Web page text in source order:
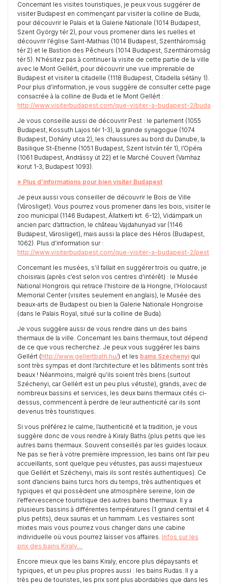
Concernant les visites touristiques, je peux vous suggérer de
visiter Budapest en commençant par visiter la colline de Buda,
pour découvrir le Palais et la Galerie Nationale (1014 Budapest,
Szent György tér 2), pour vous promener dans les ruelles et
découvrir l’église Saint-Mathias (1014 Budapest, Szentháromság
tér 2) et le Bastion des Pêcheurs (1014 Budapest, Szentháromság
tér 5). N’hésitez pas à continuer la visite de cette partie de la ville
avec le Mont Gellért, pour découvrir une vue imprenable de
Budapest et visiter la citadelle (1118 Budapest, Citadella sétány 1).
Pour plus d’information, je vous suggère de consulter cette page
consacrée à la colline de Buda et le Mont Gellért :
http://www.visiterbudapest.com/que-visiter-a-budapest-2/buda
Je vous conseille aussi de découvrir Pest : le parlement (1055
Budapest, Kossuth Lajos tér 1-3), la grande synagogue (1074
Budapest, Dohány utca 2), les chaussures au bord du Danube, la
Basilique St-Etienne (1051 Budapest, Szent István tér 1), l’Opéra
(1061 Budapest, Andrássy út 22) et le Marché Couvert (Vamhaz
korut 1-3, Budapest 1093).
» Plus d’informations pour bien visiter Budapest
Je peux aussi vous conseiller de découvrir le Bois de Ville
(Városliget). Vous pourrez vous promener dans les bois, visiter le
zoo municipal (1146 Budapest, Állatkerti krt. 6-12), Vidámpark un
ancien parc d’attraction, le château Vajdahunyad var (1146
Budapest, Városliget), mais aussi la place des Héros (Budapest,
1062). Plus d’information sur :
http://www.visiterbudapest.com/que-visiter-a-budapest-2/pest
Concernant les musées, s’il fallait en suggérer trois ou quatre, je
choisirais (après c’est selon vos centres d’intérêt) : le Musée
National Hongrois qui retrace l’histoire de la Hongrie, l’Holocaust
Memorial Center (visites seulement en anglais), le Musée des
beaux-arts de Budapest ou bien la Galerie Nationale Hongroise
(dans le Palais Royal, situé sur la colline de Buda).
Je vous suggère aussi de vous rendre dans un des bains
thermaux de la ville. Concernant les bains thermaux, tout dépend
de ce que vous recherchez. Je peux vous suggérer les bains
Gellért (http://www.gellertbath.hu/) et les bains Széchenyi qui
sont très sympas et dont l’architecture et les bâtiments sont très
beaux ! Néanmoins, malgré qu’ils soient très biens (surtout
Széchenyi, car Gellért est un peu plus vétuste), grands, avec de
nombreux bassins et services, les deux bains thermaux cités ci-
dessus, commencent à perdre de leur authenticité car ils sont
devenus très touristiques.
Si vous préférez le calme, l’authenticité et la tradition, je vous
suggère donc de vous rendre à Kiraly Baths (plus petits que les
autres bains thermaux. Souvent conseillés par les guides locaux.
Ne pas se fier à votre première impression, les bains ont l’air peu
accueillants, sont quelque peu vétustes, pas aussi majestueux
que Gellért et Széchenyi, mais ils sont restés authentiques). Ce
sont d’anciens bains turcs hors du temps, très authentiques et
typiques et qui possèdent une atmosphère sereine, loin de
l’effervescence touristique des autres bains thermaux. Il y a
plusieurs bassins à différentes températures (1 grand central et 4
plus petits), deux saunas et un hammam. Les vestiaires sont
mixtes mais vous pourrez vous changer dans une cabine
individuelle où vous pourrez laisser vos affaires. Infos sur les
prix des bains Kiraly…
Encore mieux que les bains Kiraly, encore plus dépaysants et
typiques, et un peu plus propres aussi : les bains Rudas. Il y a
très peu de touristes, les prix sont plus abordables que dans les